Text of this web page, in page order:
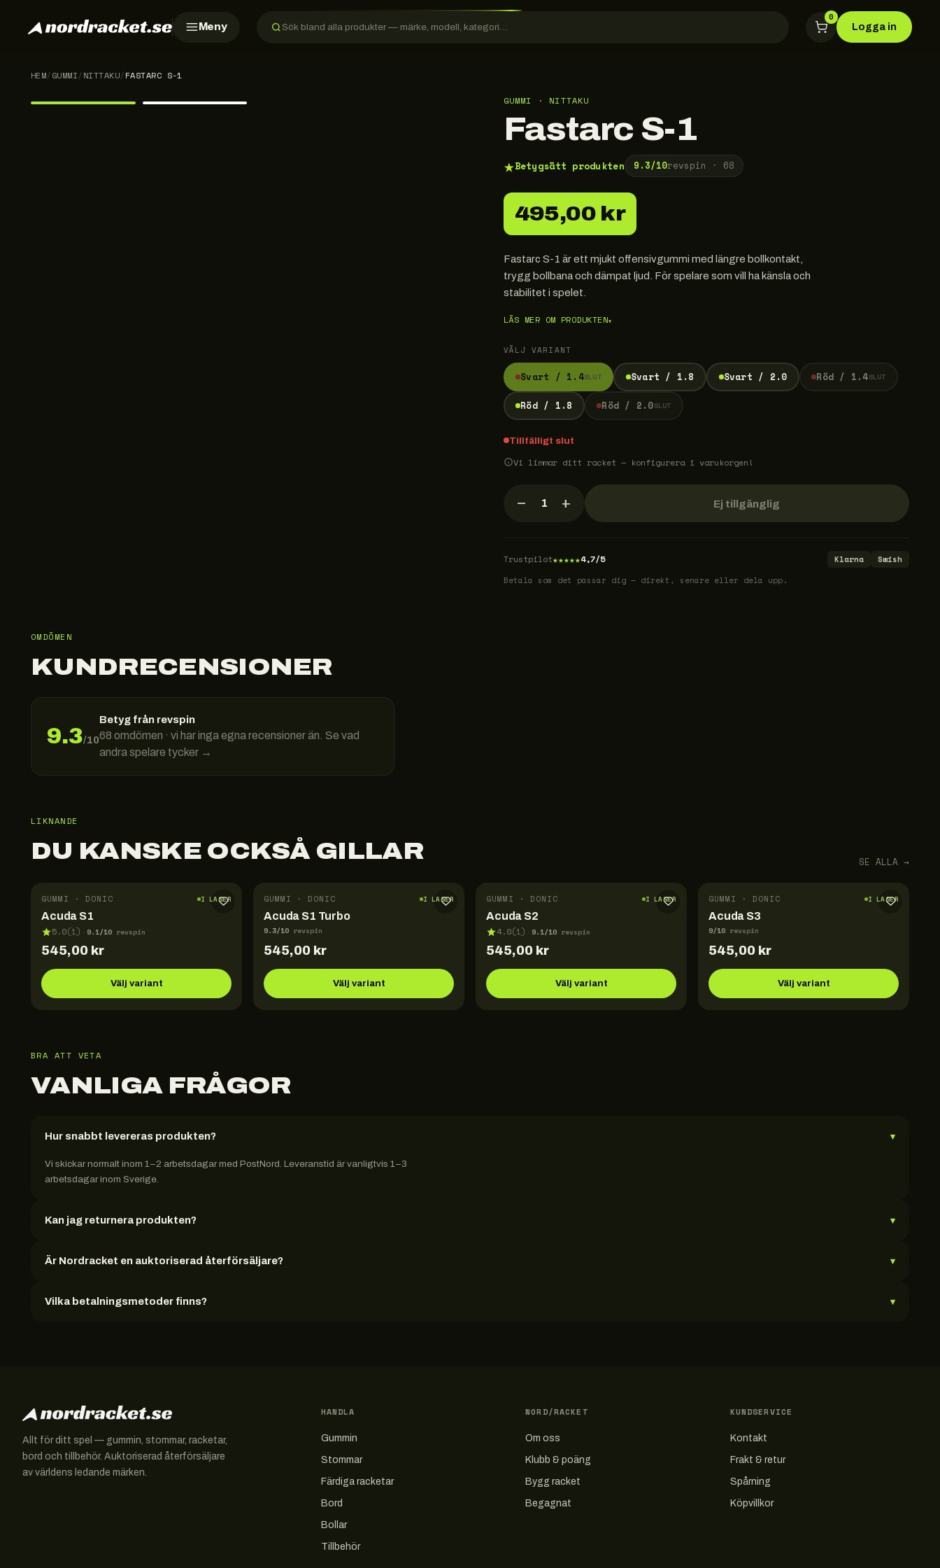
Meny
0
Logga in
HEM/GUMMI/NITTAKU/FASTARC S-1
GUMMI · NITTAKU
Fastarc S-1
★Betygsätt produkten 9.3/10revspin · 68
495,00 kr
Fastarc S-1 är ett mjukt offensivgummi med längre bollkontakt,
trygg bollbana och dämpat ljud. För spelare som vill ha känsla och
stabilitet i spelet.
LÄS MER OM PRODUKTEN▾
VÄLJ VARIANT
Svart / 1.4SLUT Svart / 1.8 Svart / 2.0 Röd / 1.4SLUT
Röd / 1.8 Röd / 2.0SLUT
Tillfälligt slut
Vi limmar ditt racket — konfigurera i varukorgen!
− 1 + Ej tillgänglig
Trustpilot★★★★★4,7/5 Klarna
Swish
Betala som det passar dig — direkt, senare eller dela upp.
OMDÖMEN
KUNDRECENSIONER
9.3/10
Betyg från revspin
68 omdömen · vi har inga egna recensioner än. Se vad
andra spelare tycker →
LIKNANDE
DU KANSKE OCKSÅ GILLAR SE ALLA →
GUMMI · DONIC I LAGER
Acuda S1
5.0(1) · 9.1/10 revspin
545,00 kr
Välj variant
GUMMI · DONIC I LAGER
Acuda S1 Turbo
9.3/10 revspin
545,00 kr
Välj variant
GUMMI · DONIC I LAGER
Acuda S2
4.0(1) · 9.1/10 revspin
545,00 kr
Välj variant
GUMMI · DONIC I LAGER
Acuda S3
9/10 revspin
545,00 kr
Välj variant
BRA ATT VETA
VANLIGA FRÅGOR
Hur snabbt levereras produkten? ▾
Vi skickar normalt inom 1–2 arbetsdagar med PostNord. Leveranstid är vanligtvis 1–3
arbetsdagar inom Sverige.
Kan jag returnera produkten? ▾
Är Nordracket en auktoriserad återförsäljare? ▾
Vilka betalningsmetoder finns? ▾
Allt för ditt spel — gummin, stommar, racketar,
bord och tillbehör. Auktoriserad återförsäljare
av världens ledande märken.
HANDLA
Gummin
Stommar
Färdiga racketar
Bord
Bollar
Tillbehör
NORD/RACKET
Om oss
Klubb & poäng
Bygg racket
Begagnat
KUNDSERVICE
Kontakt
Frakt & retur
Spårning
Köpvillkor